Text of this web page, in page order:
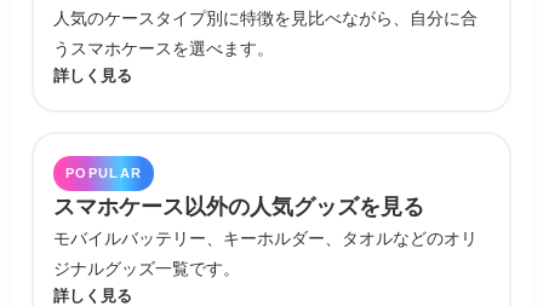
人気のケースタイプ別に特徴を見比べながら、自分に合
うスマホケースを選べます。
詳しく見る
POPULAR
スマホケース以外の人気グッズを見る
モバイルバッテリー、キーホルダー、タオルなどのオリ
ジナルグッズ一覧です。
詳しく見る